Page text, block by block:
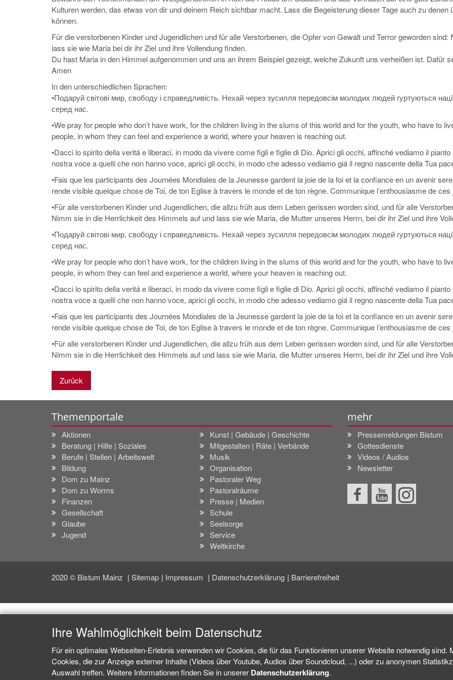
Kulturen werden, das etwas von dir und deinem Reich sichtbar macht. Lass die Begeisterung dieser Tage auch zu
können.
Für die verstorbenen Kinder und Jugendlichen und für alle Verstorbenen, die Opfer von Gewalt und Terror geworden
lass sie wie Maria bei dir ihr Ziel und ihre Vollendung finden.
Du hast Maria in den Himmel aufgenommen und uns an ihrem Beispiel gezeigt, welche Zukunft uns verheißen ist. Dafür
Amen
In den unterschiedlichen Sprachen:
•Подаруй світові мир, свободу і справедливість. Нехай через зусилля передовсім молодих людей гуртуються
серед нас.
•We pray for people who don’t have work, for the children living in the slums of this world and for the youth, who have to
people, in whom they can feel and experience a world, where your heaven is reaching out.
•Dacci lo spirito della veritá e liberaci, in modo da vivere come figli e figlie di Dio. Aprici gli occhi, affinché vediamo il
nostra voce a quelli che non hanno voce, aprici gli occhi, in modo che adesso vediamo giá il regno nascente della Tua
•Fais que les participants des Journées Mondiales de la Jeunesse gardent la joie de la foi et la confiance en un avenir
rende visible quelque chose de Toi, de ton Eglise à travers le monde et de ton règne. Communique l’enthousiasme de
•Für alle verstorbenen Kinder und Jugendlichen, die allzu früh aus dem Leben gerissen worden sind, und für alle
Nimm sie in die Herrlichkeit des Himmels auf und lass sie wie Maria, die Mutter unseres Herrn, bei dir ihr Ziel und ihre
•Подаруй світові мир, свободу і справедливість. Нехай через зусилля передовсім молодих людей гуртуються
серед нас.
•We pray for people who don’t have work, for the children living in the slums of this world and for the youth, who have to
people, in whom they can feel and experience a world, where your heaven is reaching out.
•Dacci lo spirito della veritá e liberaci, in modo da vivere come figli e figlie di Dio. Aprici gli occhi, affinché vediamo il
nostra voce a quelli che non hanno voce, aprici gli occhi, in modo che adesso vediamo giá il regno nascente della Tua
•Fais que les participants des Journées Mondiales de la Jeunesse gardent la joie de la foi et la confiance en un avenir
rende visible quelque chose de Toi, de ton Eglise à travers le monde et de ton règne. Communique l’enthousiasme de
•Für alle verstorbenen Kinder und Jugendlichen, die allzu früh aus dem Leben gerissen worden sind, und für alle
Nimm sie in die Herrlichkeit des Himmels auf und lass sie wie Maria, die Mutter unseres Herrn, bei dir ihr Ziel und ihre
Zurück
Themenportale
Aktionen
Beratung | Hilfe | Soziales
Berufe | Stellen | Arbeitswelt
Bildung
Dom zu Mainz
Dom zu Worms
Finanzen
Gesellschaft
Glaube
Jugend
Kunst | Gebäude | Geschichte
Mitgestalten | Räte | Verbände
Musik
Organisation
Pastoraler Weg
Pastoralräume
Presse | Medien
Schule
Seelsorge
Service
Weltkirche
mehr
Pressemeldungen Bistum
Gottesdienste
Videos / Audios
Newsletter
2020 © Bistum Mainz Sitemap Impressum Datenschutzerklärung Barrierefreiheit
Ihre Wahlmöglichkeit beim Datenschutz
Für ein optimales Webseiten-Erlebnis verwenden wir Cookies, die für das Funktionieren unserer Website notwendig
Cookies, die zur Anzeige externer Inhalte (Videos über Youtube, Audios über Soundcloud, ...) oder zu anonymen
Auswahl treffen. Weitere Informationen finden Sie in unserer Datenschutzerklärung.